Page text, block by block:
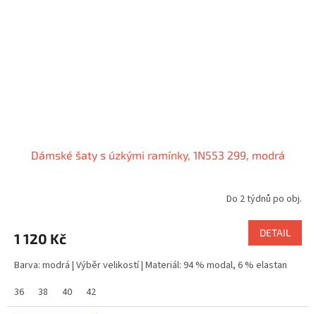
Dámské šaty s úzkými ramínky, 1N553 299, modrá
Do 2 týdnů po obj.
1 120 Kč DETAIL
Barva: modrá | Výběr velikostí | Materiál: 94 % modal, 6 % elastan
36
38 40 42